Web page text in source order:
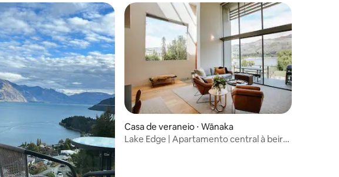
Casa de veraneio ⋅ Wānaka
Lake Edge | Apartamento central à beira